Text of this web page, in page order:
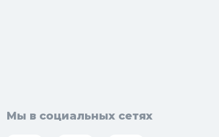
Мы в социальных сетях